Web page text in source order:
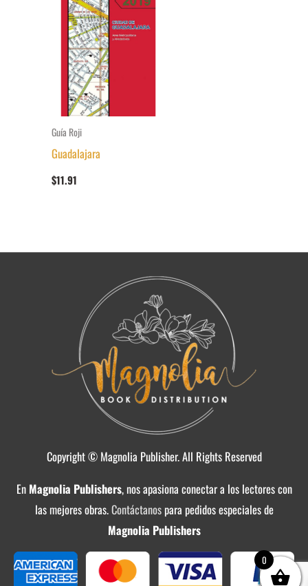
Guía Roji
Guadalajara
$11.91
Copyright © Magnolia Publisher. All Rights Reserved
En Magnolia Publishers, nos apasiona conectar a los lectores con
las mejores obras.Contáctanospara pedidos especiales de
Magnolia Publishers
0